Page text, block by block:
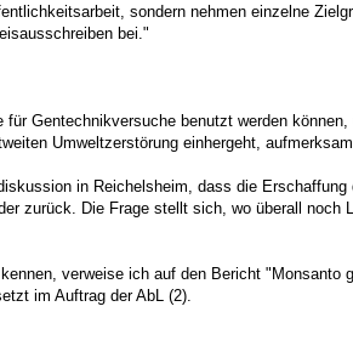
sondern nehmen einzelne
bei."
Gentechnikversuche benutzt werden
Umweltzerstörung einhergeht,
in Reichelsheim, dass die Erschaffung
zurück. Die Frage stellt sich, wo überall noch
verweise ich auf den Bericht "Monsanto
im Auftrag der AbL (2).